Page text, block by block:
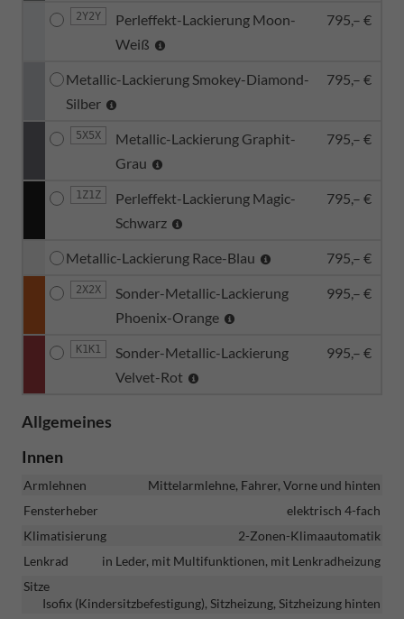
2Y2Y
Perleffekt-Lackierung Moon-
Weiß
795,– €
Metallic-Lackierung Smokey-Diamond-
Silber
795,– €
5X5X
Metallic-Lackierung Graphit-
Grau
795,– €
1Z1Z
Perleffekt-Lackierung Magic-
Schwarz
795,– €
Metallic-Lackierung Race-Blau 795,– €
2X2X
Sonder-Metallic-Lackierung
Phoenix-Orange
995,– €
K1K1
Sonder-Metallic-Lackierung
Velvet-Rot
995,– €
Allgemeines
Innen
Armlehnen
Mittelarmlehne, Fahrer, Vorne und hinten
Fensterheber
elektrisch 4-fach
Klimatisierung
2-Zonen-Klimaautomatik
Lenkrad
in Leder, mit Multifunktionen, mit Lenkradheizung
Sitze
Isofix (Kindersitzbefestigung), Sitzheizung, Sitzheizung hinten